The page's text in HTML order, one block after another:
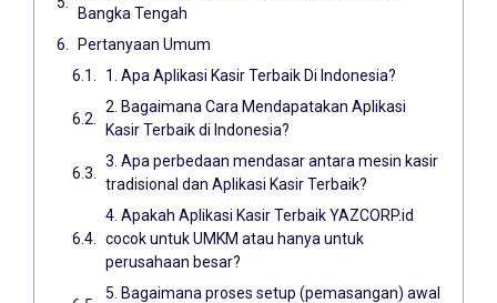
Bangka Tengah
Pertanyaan Umum
1. Apa Aplikasi Kasir Terbaik Di Indonesia?
2. Bagaimana Cara Mendapatakan Aplikasi
Kasir Terbaik di Indonesia?
3. Apa perbedaan mendasar antara mesin kasir
tradisional dan Aplikasi Kasir Terbaik?
4. Apakah Aplikasi Kasir Terbaik YAZCORP.id
cocok untuk UMKM atau hanya untuk
perusahaan besar?
5. Bagaimana proses setup (pemasangan) awal